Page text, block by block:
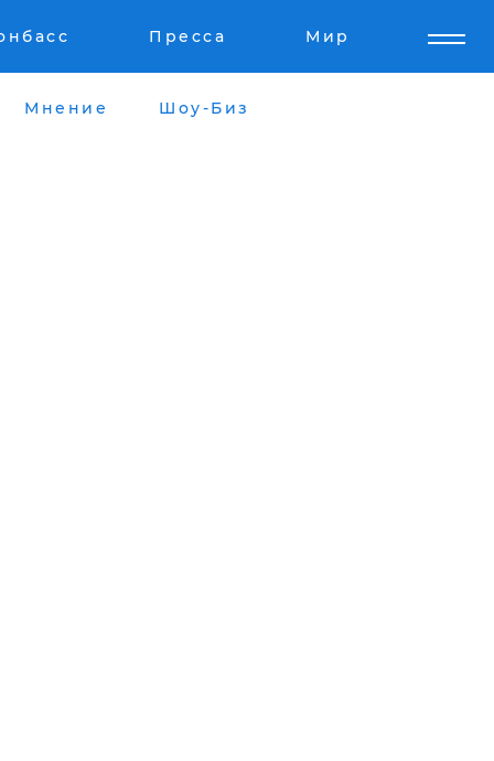
Пресса Мир
Мнение Шоу-Биз